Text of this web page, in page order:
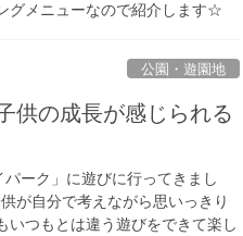
グメニューなので紹介します☆
公園・遊園地
供の成長が感じられる
ーク」に遊びに行ってきまし
が自分で考えながら思いっきり
いつもとは違う遊びをできて楽し